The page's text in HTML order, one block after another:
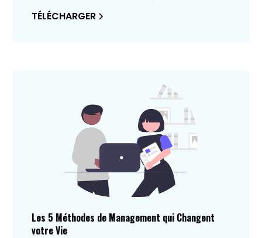
TÉLÉCHARGER
Les 5 Méthodes de Management qui Changent
votre Vie